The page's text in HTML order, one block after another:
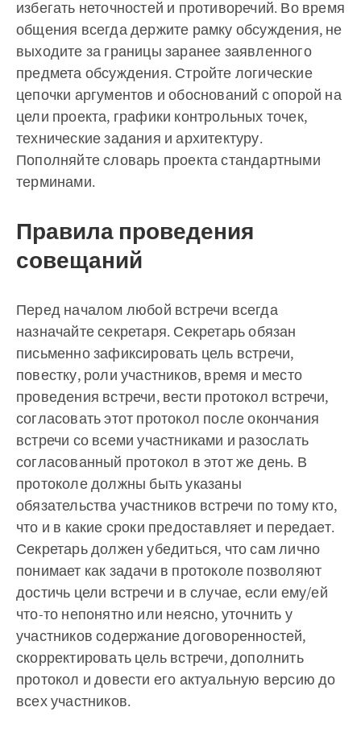
избегать неточностей и противоречий. Во время
общения всегда держите рамку обсуждения, не
выходите за границы заранее заявленного
предмета обсуждения. Стройте логические
цепочки аргументов и обоснований с опорой на
цели проекта, графики контрольных точек,
технические задания и архитектуру.
Пополняйте словарь проекта стандартными
терминами.
Правила проведения
совещаний
Перед началом любой встречи всегда
назначайте секретаря. Секретарь обязан
письменно зафиксировать цель встречи,
повестку, роли участников, время и место
проведения встречи, вести протокол встречи,
согласовать этот протокол после окончания
встречи со всеми участниками и разослать
согласованный протокол в этот же день. В
протоколе должны быть указаны
обязательства участников встречи по тому кто,
что и в какие сроки предоставляет и передает.
Секретарь должен убедиться, что сам лично
понимает как задачи в протоколе позволяют
достичь цели встречи и в случае, если ему/ей
что-то непонятно или неясно, уточнить у
участников содержание договоренностей,
скорректировать цель встречи, дополнить
протокол и довести его актуальную версию до
всех участников.